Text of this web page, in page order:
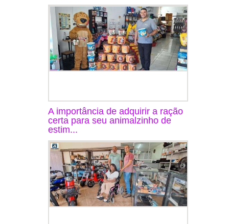
A importância de adquirir a ração
certa para seu animalzinho de
estim...